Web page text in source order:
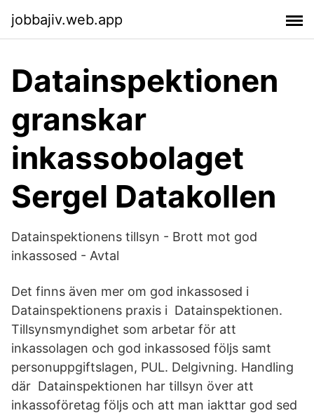
jobbajiv.web.app
Datainspektionen
granskar
inkassobolaget
Sergel Datakollen
Datainspektionens tillsyn - Brott mot god
inkassosed - Avtal
Det finns även mer om god inkassosed i
Datainspektionens praxis i Datainspektionen.
Tillsynsmyndighet som arbetar för att
inkassolagen och god inkassosed följs samt
personuppgiftslagen, PUL. Delgivning. Handling
där Datainspektionen har tillsyn över att
inkassoföretag följs och att man iakttar god sed